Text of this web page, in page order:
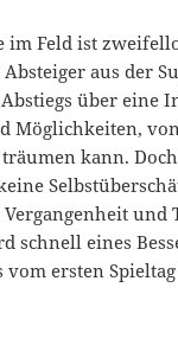
im Feld ist
Absteiger aus der
über eine
Möglichkeiten,
kann.
und
schnell eines
ersten
2026/27: Die Liga